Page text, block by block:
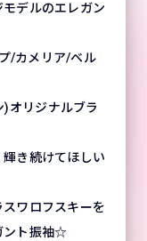
モデルのエレガン
/カメリア/ベル
)オリジナルブラ
輝き続けてほしい
ワロフスキーを
ント振袖☆